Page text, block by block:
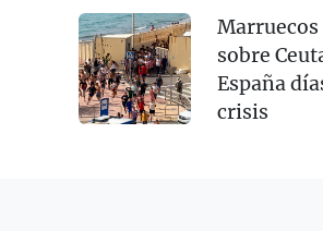
sobre
España
crisis